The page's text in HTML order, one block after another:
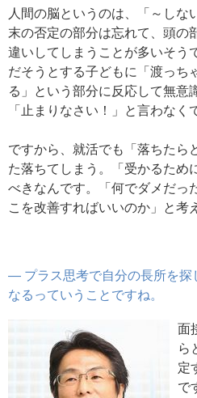
人間の脳というのは、「～しな
末の否定の部分は忘れて、頭の
違いしてしまうことが多いそう
だそうとする子どもに「渡っち
る」という部分に反応して無意
「止まりなさい！」と言わなく
ですから、就活でも「落ちたら
た落ちてしまう。「受かるため
べきなんです。「何でダメだっ
こを改善すればいいのか」と考
― プラス思考で自分の長所を探
なるっていうことですね。
面
ら
定
で